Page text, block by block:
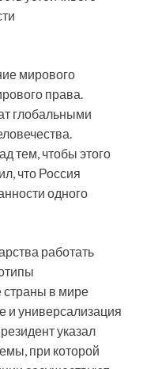
мирового
права.
глобальными
тем, чтобы этого
что Россия
одного
работать
страны в мире
и универсализация
указал
при которой